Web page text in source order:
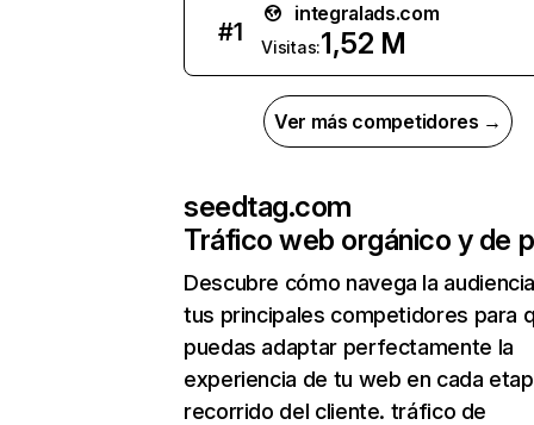
#1
integralads.com
Visitas:1,52 M
Ver más competidores →
seedtag.com
Tráfico web orgánico y de
Descubre cómo navega la
tus principales competidores para
puedas adaptar perfectamente la
experiencia de tu web en cada
recorrido del cliente. tráfico de